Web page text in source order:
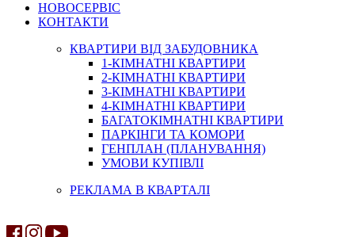
НОВОСЕРВІС
КОНТАКТИ
КВАРТИРИ ВІД ЗАБУДОВНИКА
1-КІМНАТНІ КВАРТИРИ
2-КІМНАТНІ КВАРТИРИ
3-КІМНАТНІ КВАРТИРИ
4-КІМНАТНІ КВАРТИРИ
БАГАТОКІМНАТНІ КВАРТИРИ
ПАРКІНГИ ТА КОМОРИ
ГЕНПЛАН (ПЛАНУВАННЯ)
УМОВИ КУПІВЛІ
РЕКЛАМА В КВАРТАЛІ